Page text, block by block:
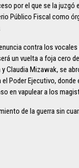
por el que se la
Público Fiscal como
contra los
un vuelta a foja cero
Claudia Mizawak, se
Poder Ejecutivo,
en vapulear a los
de la guerra sin